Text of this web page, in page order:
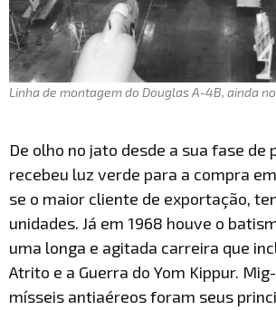
Linha de montagem do Douglas A-4B, ainda
De olho no jato desde a sua fase de
recebeu luz verde para a compra
se o maior cliente de exportação,
unidades. Já em 1968 houve o
uma longa e agitada carreira que
Atrito e a Guerra do Yom Kippur. Mig-
mísseis antiaéreos foram seus